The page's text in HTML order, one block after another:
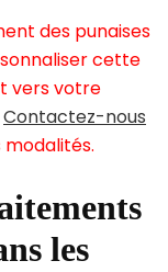
des punaises
cette
vers votre
Contactez-nous
les